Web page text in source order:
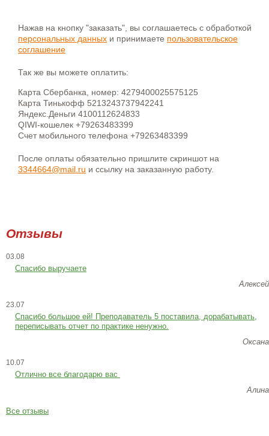
Нажав на кнопку "заказать", вы соглашаетесь с обработкой
персональных данных и принимаете пользовательское
соглашение
Так же вы можете оплатить:
Карта Сбербанка, номер: 4279400025575125
Карта Тинькофф 5213243737942241
Яндекс.Деньги 4100112624833
QIWI-кошелек +79263483399
Счет мобильного телефона +79263483399
После оплаты обязательно пришлите скриншот на
3344664@mail.ru и ссылку на заказанную работу.
Отзывы
03.08
Спасибо выручаете
Алексей
23.07
Cпасибо большое ей! Преподаватель 5 поставила, дорабатывать,
переписывать отчет по практике ненужно.
Оксана
10.07
Отлично все благодарю вас
Алина
Все отзывы